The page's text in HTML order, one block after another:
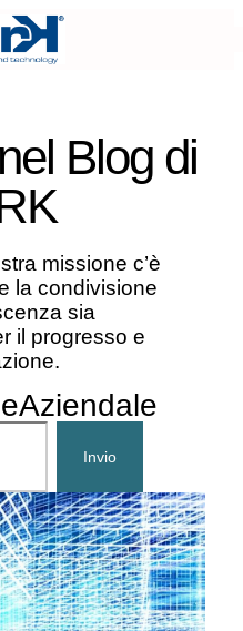
Blog di
missione c’è
la condivisione
sia
il progresso e
Invio